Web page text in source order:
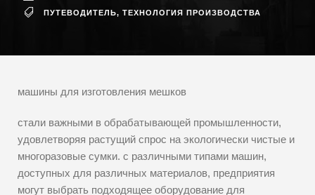
ПУТЕВОДИТЕЛЬ, ТЕХНОЛОГИЯ ПРОИЗВОДСТВА
машины для изготовления мешков
стали важными в обрабатывающей промышленности,
удовлетворяя растущий спрос на экологически чистые и
многоразовые сумки. с различными типами машин,
доступных для различных материалов, предприятия
могут выбрать подходящее оборудование для